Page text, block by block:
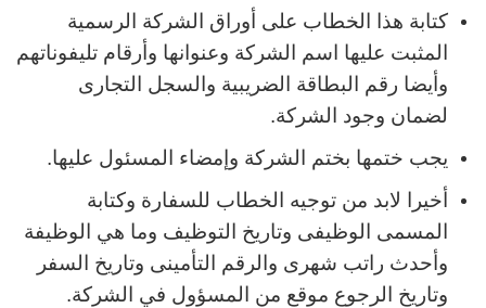
كتابة هذا الخطاب على أوراق الشركة الرسمية
المثبت عليها اسم الشركة وعنوانها وأرقام تليفوناتهم
وأيضا رقم البطاقة الضريبية والسجل التجارى
لضمان وجود الشركة.
يجب ختمها بختم الشركة وإمضاء المسئول عليها.
أخيرا لابد من توجيه الخطاب للسفارة وكتابة
المسمى الوظيفى وتاريخ التوظيف وما هي الوظيفة
وأحدث راتب شهرى والرقم التأمينى وتاريخ السفر
وتاريخ الرجوع موقع من المسؤول في الشركة.